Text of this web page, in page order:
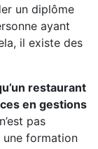
un diplôme
ayant
il existe des
restaurant
en gestions
pas
une formation